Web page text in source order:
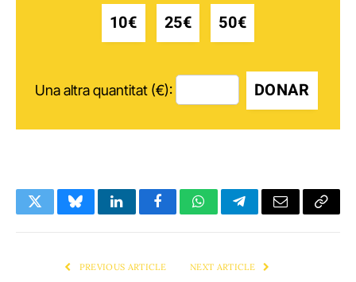
10€ 25€ 50€
Una altra quantitat (€): DONAR
TwitterBlueskyLinkedInFacebookWhatsAppTelegramEmail Copy
PREVIOUS ARTICLE NEXT ARTICLE